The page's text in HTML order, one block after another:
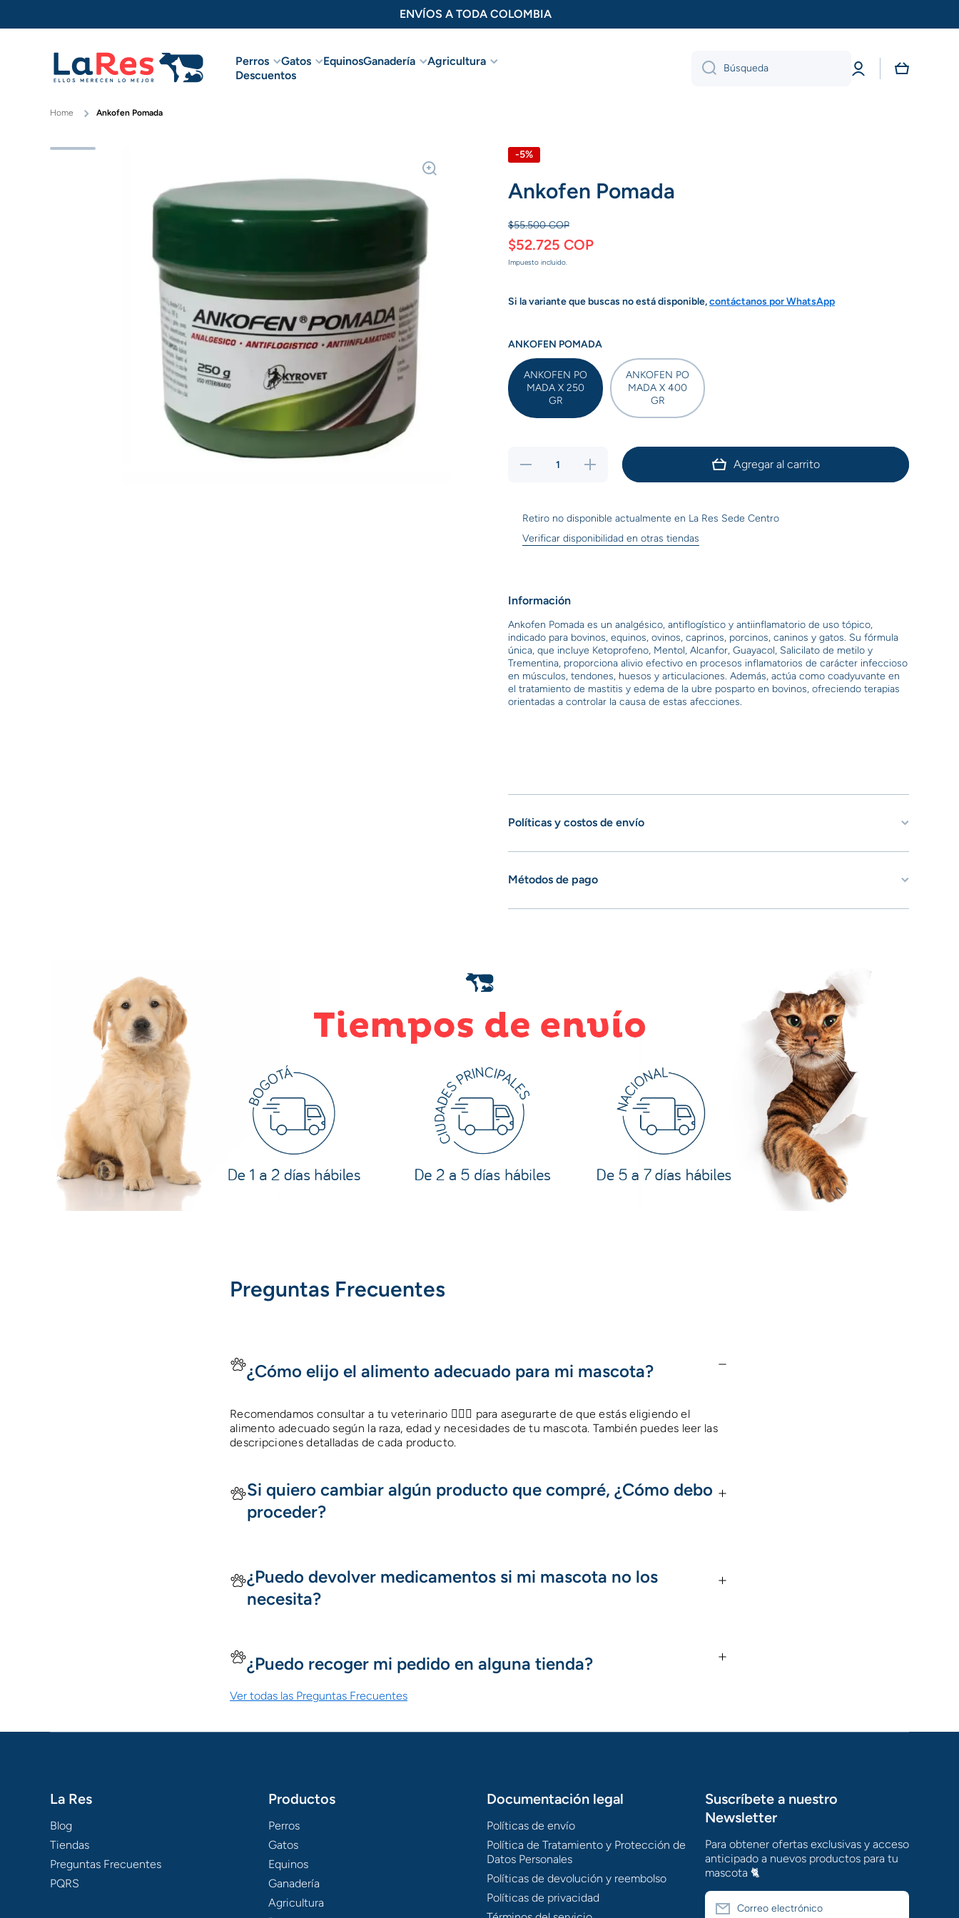
ENVÍOS A TODA COLOMBIA
Perros Gatos EquinosGanadería
Agricultura
Descuentos
Búsqueda
Iniciar
sesión
Carrito
Home Ankofen Pomada
-5%
Ankofen Pomada
$55.500 COP
$52.725 COP
Impuesto incluido.
Si la variante que buscas no está disponible,contáctanos por WhatsApp
ANKOFEN POMADA
ANKOFEN PO
MADA X 250
GR
ANKOFEN PO
MADA X 400
GR
Reducir
Aumentar
cantidad
Agregar al carrito
Retiro no disponible actualmente en La Res Sede Centro
Verificar disponibilidad en otras tiendas
Información
Ankofen Pomada es un analgésico, antiflogístico y antiinflamatorio de uso tópico,
indicado para bovinos, equinos, ovinos, caprinos, porcinos, caninos y gatos. Su fórmula
única, que incluye Ketoprofeno, Mentol, Alcanfor, Guayacol, Salicilato de metilo y
Trementina, proporciona alivio efectivo en procesos inflamatorios de carácter infeccioso
en músculos, tendones, huesos y articulaciones. Además, actúa como coadyuvante en
el tratamiento de mastitis y edema de la ubre posparto en bovinos, ofreciendo terapias
orientadas a controlar la causa de estas afecciones.
Políticas y costos de envío
Métodos de pago
Preguntas Frecuentes
¿Cómo elijo el alimento adecuado para mi mascota?
Recomendamos consultar a tu veterinario 👩🏻‍⚕️ para asegurarte de que estás eligiendo el
alimento adecuado según la raza, edad y necesidades de tu mascota. También puedes leer las
descripciones detalladas de cada producto.
Si quiero cambiar algún producto que compré, ¿Cómo debo
proceder?
¿Puedo devolver medicamentos si mi mascota no los
necesita?
¿Puedo recoger mi pedido en alguna tienda?
Ver todas las Preguntas Frecuentes
La Res
Blog
Tiendas
Preguntas Frecuentes
PQRS
Productos
Perros
Gatos
Equinos
Ganadería
Agricultura
Documentación legal
Políticas de envío
Política de Tratamiento y Protección de
Datos Personales
Políticas de devolución y reembolso
Políticas de privacidad
Suscríbete a nuestro
Newsletter
Para obtener ofertas exclusivas y acceso
anticipado a nuevos productos para tu
mascota 🐈
Correo electrónico